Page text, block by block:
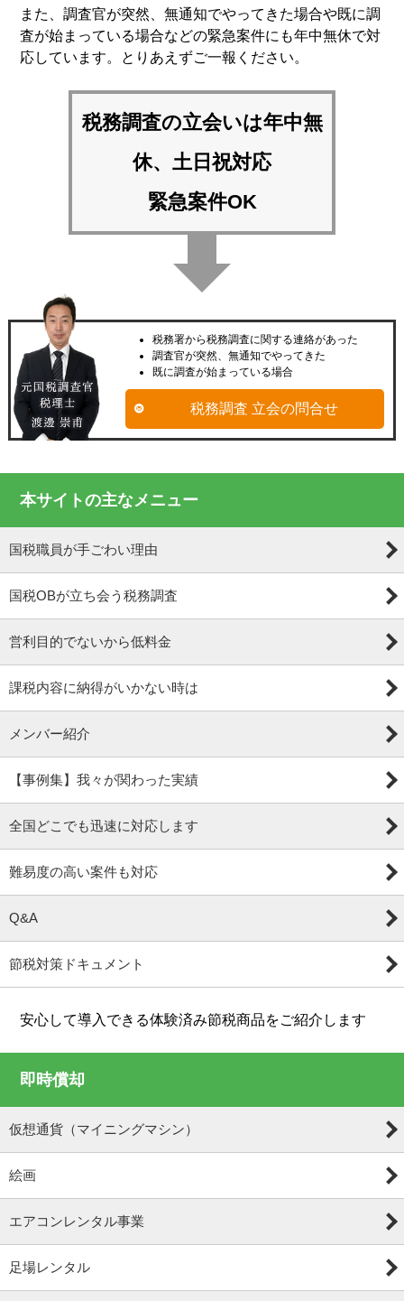
また、調査官が突然、無通知でやってきた場合や既に調
査が始まっている場合などの緊急案件にも年中無休で対
応しています。とりあえずご一報ください。
税務調査の立会いは年中無
休、土日祝対応
緊急案件OK
税務署から税務調査に関する連絡があった
調査官が突然、無通知でやってきた
既に調査が始まっている場合
税務調査 立会の問合せ
本サイトの主なメニュー
国税職員が手ごわい理由
国税OBが立ち会う税務調査
営利目的でないから低料金
課税内容に納得がいかない時は
メンバー紹介
【事例集】我々が関わった実績
全国どこでも迅速に対応します
難易度の高い案件も対応
Q&A
節税対策ドキュメント
安心して導入できる体験済み節税商品をご紹介します
即時償却
仮想通貨（マイニングマシン）
絵画
エアコンレンタル事業
足場レンタル